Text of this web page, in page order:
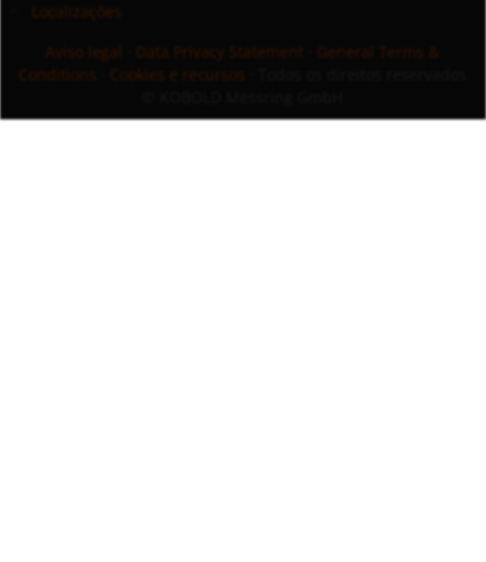
Localizações
Aviso legal
Data Privacy Statement
General Terms &
Conditions
Cookies e recursos